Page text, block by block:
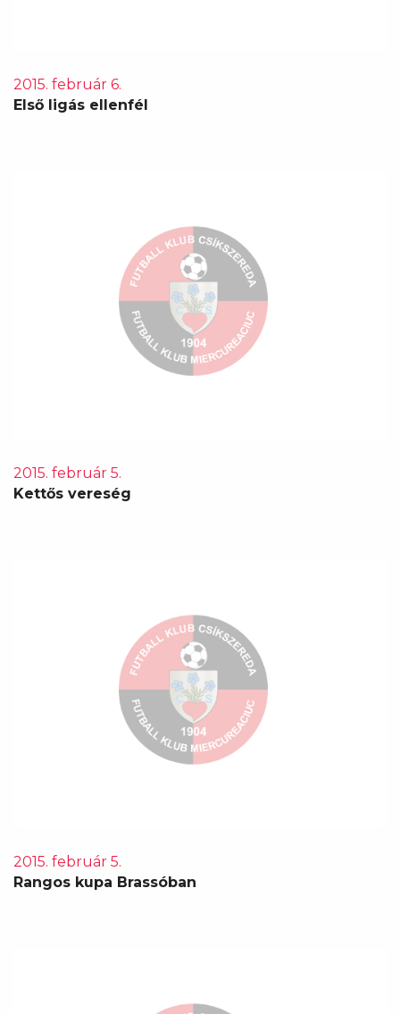
2015. február 6.
Első ligás ellenfél
2015. február 5.
Kettős vereség
2015. február 5.
Rangos kupa Brassóban